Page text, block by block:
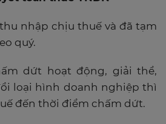
nhập chịu thuế và đã tạm
quý.
dứt hoạt động, giải thể,
loại hình doanh nghiệp thì
đến thời điểm chấm dứt.